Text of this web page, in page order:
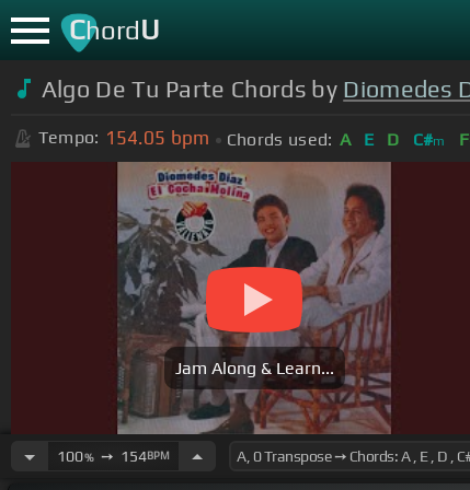
ChordU
Algo De Tu Parte Chords by Diomedes
Tempo: 154.05 bpm Chords used: A E D C#m
Jam Along & Learn...
100%➙ 154BPM